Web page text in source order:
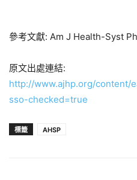
參考文獻: Am J Health-Syst
原文出處連結:
http://www.ajhp.org/content/
sso-checked=true
標籤 AHSP